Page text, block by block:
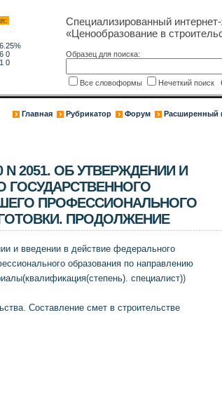
0
0
Специализированный
«Ценообразование в
Образец для поиска:
Все словоформы Нечеткий поиск
Главная Рубрикатор Форум Расширенный
2051. ОБ УТВЕРЖДЕНИИ И
ГОСУДАРСТВЕННОГО
ПРОФЕССИОНАЛЬНОГО
ПРОДОЛЖЕНИЕ
и введении в действие федерального
образования по направлению
специалист))
. Составление смет в строительстве